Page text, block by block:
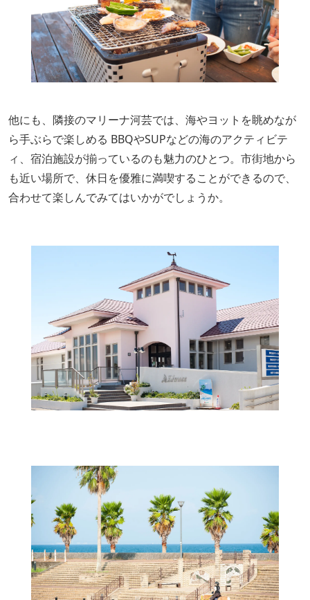
他にも、隣接のマリーナ河芸では、海やヨットを眺めなが
ら手ぶらで楽しめる BBQやSUPなどの海のアクティビテ
ィ、宿泊施設が揃っているのも魅力のひとつ。市街地から
も近い場所で、休日を優雅に満喫することができるので、
合わせて楽しんでみてはいかがでしょうか。